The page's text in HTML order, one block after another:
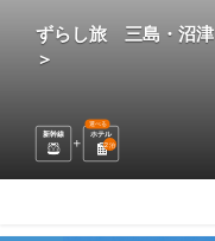
ずらし旅 三島・沼
＞
新幹線 ホテル
選べる
2泊